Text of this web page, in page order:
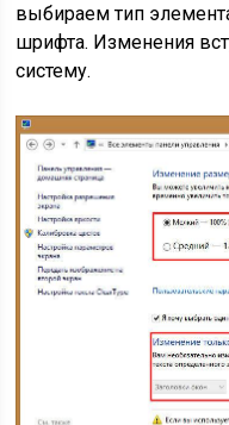
выбираем тип
шрифта. Изменения
систему.